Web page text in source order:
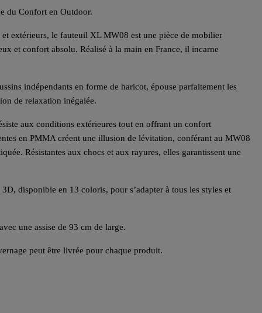
du Confort en Outdoor.
et extérieurs, le fauteuil XL MW08 est une pièce de mobilier
et confort absolu. Réalisé à la main en France, il incarne
indépendants en forme de haricot, épouse parfaitement les
de relaxation inégalée.
aux conditions extérieures tout en offrant un confort
en PMMA créent une illusion de lévitation, conférant au MW08
Résistantes aux chocs et aux rayures, elles garantissent une
disponible en 13 coloris, pour s’adapter à tous les styles et
une assise de 93 cm de large.
peut être livrée pour chaque produit.